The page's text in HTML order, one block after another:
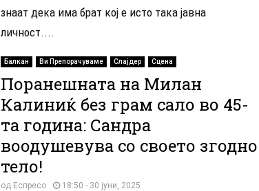
знаат дека има брат кој е исто така јавна
личност....
Балкан Ви Препорачуваме Слајдер Сцена
Поранешната на Милан
Калиниќ без грам сало во 45-
та година: Сандра
воодушевува со своето згодно
тело!
од Еспресо 18:50 - 30 јуни, 2025